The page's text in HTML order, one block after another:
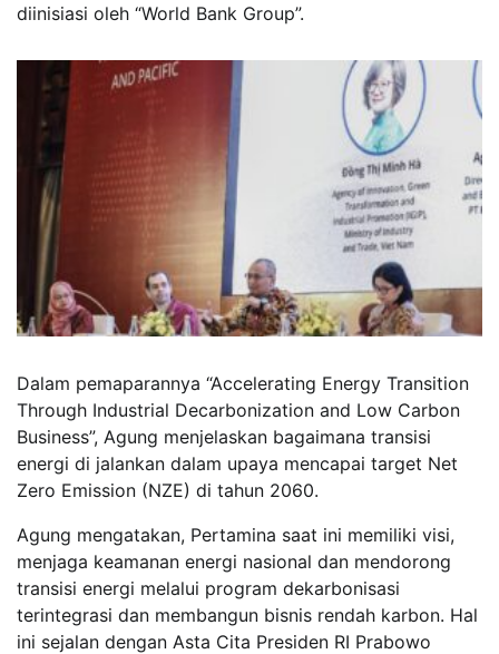
diinisiasi oleh “World Bank Group”.
Dalam pemaparannya “Accelerating Energy Transition
Through Industrial Decarbonization and Low Carbon
Business”, Agung menjelaskan bagaimana transisi
energi di jalankan dalam upaya mencapai target Net
Zero Emission (NZE) di tahun 2060.
Agung mengatakan, Pertamina saat ini memiliki visi,
menjaga keamanan energi nasional dan mendorong
transisi energi melalui program dekarbonisasi
terintegrasi dan membangun bisnis rendah karbon. Hal
ini sejalan dengan Asta Cita Presiden RI Prabowo